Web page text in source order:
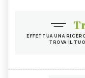
EFFETTUA UNA
TROVA IL